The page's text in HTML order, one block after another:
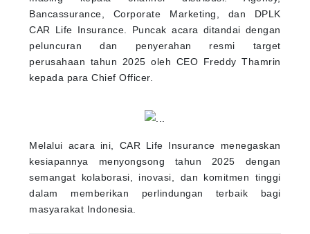
Bancassurance, Corporate Marketing, dan DPLK
CAR Life Insurance. Puncak acara ditandai dengan
peluncuran dan penyerahan resmi target
perusahaan tahun 2025 oleh CEO Freddy Thamrin
kepada para Chief Officer.
Melalui acara ini, CAR Life Insurance menegaskan
kesiapannya menyongsong tahun 2025 dengan
semangat kolaborasi, inovasi, dan komitmen tinggi
dalam memberikan perlindungan terbaik bagi
masyarakat Indonesia.